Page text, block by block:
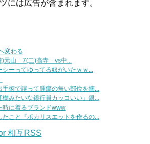
には広告が含まれます。
変わる
)元山 7(二)高寺 vs中...
シーってゆってる奴がいたｗｗ...
術で誤って腫瘍の無い部位を摘...
樹みたいな銀行員カッコいい」銀...
時に着るブランドwww
こと『ポカリスエットを作るの...
相互RSS